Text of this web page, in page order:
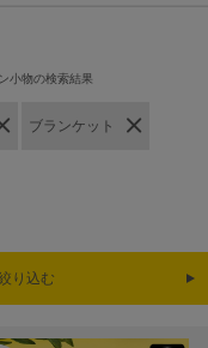
小物の検索結果
ブランケット
り込む